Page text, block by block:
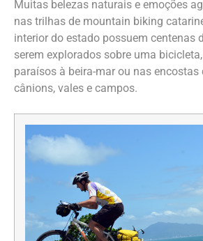
Muitas belezas naturais e emoções
nas trilhas de mountain biking
interior do estado possuem centenas
serem explorados sobre uma
paraísos à beira-mar ou nas encostas
cânions, vales e campos.